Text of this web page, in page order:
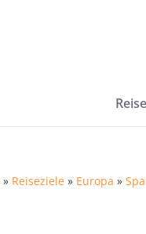
» Reiseziele » Europa »